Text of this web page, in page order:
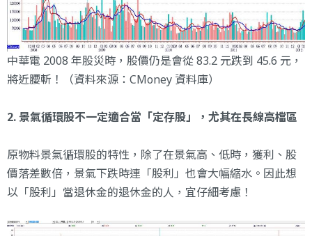
中華電 2008 年股災時，股價仍是會從 83.2 元跌到 45.6 元，
將近腰斬！（資料來源：CMoney 資料庫）
2. 景氣循環股不一定適合當「定存股」，尤其在長線高檔區
原物料景氣循環股的特性，除了在景氣高、低時，獲利、股
價落差數倍，景氣下跌時連「股利」也會大幅縮水。因此想
以「股利」當退休金的退休金的人，宜仔細考慮！